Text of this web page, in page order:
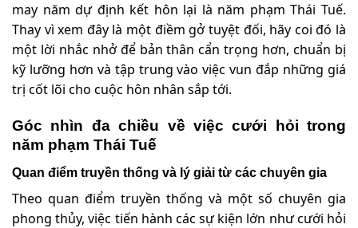
may năm dự định kết hôn lại là năm phạm Thái Tuế.
Thay vì xem đây là một điềm gở tuyệt đối, hãy coi đó là
một lời nhắc nhở để bản thân cẩn trọng hơn, chuẩn bị
kỹ lưỡng hơn và tập trung vào việc vun đắp những giá
trị cốt lõi cho cuộc hôn nhân sắp tới.
Góc nhìn đa chiều về việc cưới hỏi trong
năm phạm Thái Tuế
Quan điểm truyền thống và lý giải từ các chuyên gia
Theo quan điểm truyền thống và một số chuyên gia
phong thủy, việc tiến hành các sự kiện lớn như cưới hỏi